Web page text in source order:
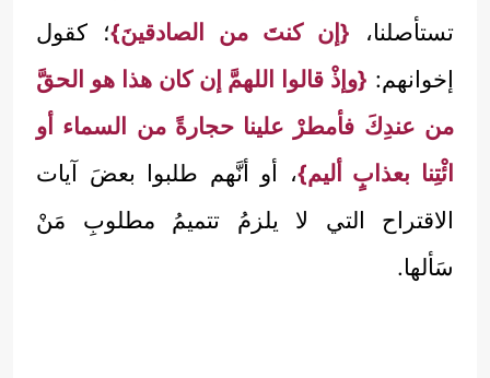
تستأصلنا، {إن كنتَ من الصادقينَ}؛ كقول
إخوانهم: {وإذْ قالوا اللهمَّ إن كان هذا هو الحقَّ
من عندِكَ فأمطرْ علينا حجارةً من السماء أو
ائْتِنا بعذابٍ أليم}، أو أنَّهم طلبوا بعضَ آيات
الاقتراح التي لا يلزمُ تتميمُ مطلوبِ مَنْ
سَألها.